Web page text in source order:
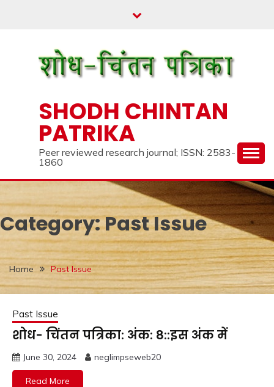
SHODH CHINTAN
PATRIKA
Peer reviewed research journal; ISSN: 2583-
1860
Category:Past Issue
Home Past Issue
Past Issue
शोध- चिंतन पत्रिका: अंक: 8::इस अंक में
June 30, 2024 neglimpseweb20
Read More